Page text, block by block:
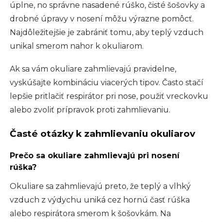
úplne, no správne nasadené rúško, čisté šošovky a
drobné úpravy v nosení môžu výrazne pomôcť.
Najdôležitejšie je zabrániť tomu, aby teplý vzduch
unikal smerom nahor k okuliarom.
Ak sa vám okuliare zahmlievajú pravidelne,
vyskúšajte kombináciu viacerých tipov. Často stačí
lepšie pritlačiť respirátor pri nose, použiť vreckovku
alebo zvoliť prípravok proti zahmlievaniu.
Časté otázky k zahmlievaniu okuliarov
Prečo sa okuliare zahmlievajú pri nosení
rúška?
Okuliare sa zahmlievajú preto, že teplý a vlhký
vzduch z výdychu uniká cez hornú časť rúška
alebo respirátora smerom k šošovkám. Na